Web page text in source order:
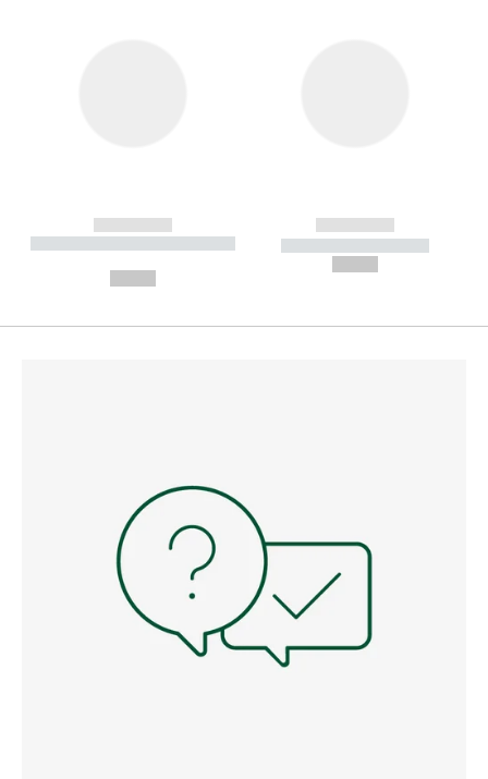
------------
----------- ----------- --------
------------
----------- -----------